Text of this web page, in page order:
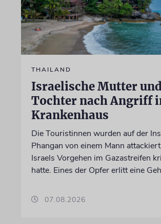
THAILAND
Israelische Mutter
Tochter nach Angriff
Krankenhaus
Die Touristinnen wurden auf der
Phangan von einem Mann
Israels Vorgehen im Gazastreifen
hatte. Eines der Opfer erlitt eine
07.08.2026